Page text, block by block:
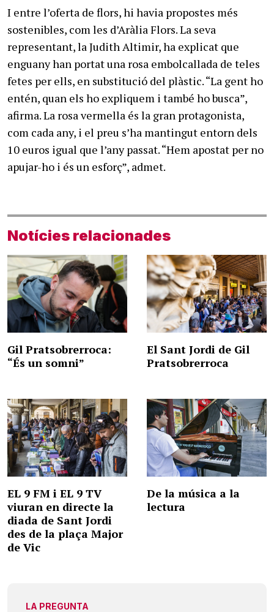
I entre l’oferta de flors, hi havia propostes més
sostenibles, com les d’Aràlia Flors. La seva
representant, la Judith Altimir, ha explicat que
enguany han portat una rosa embolcallada de teles
fetes per ells, en substitució del plàstic. “La gent ho
entén, quan els ho expliquem i també ho busca”,
afirma. La rosa vermella és la gran protagonista,
com cada any, i el preu s’ha mantingut entorn dels
10 euros igual que l’any passat. “Hem apostat per no
apujar-ho i és un esforç”, admet.
Notícies relacionades
Gil Pratsobrerroca:
“És un somni”
El Sant Jordi de Gil
Pratsobrerroca
EL 9 FM i EL 9 TV
viuran en directe la
diada de Sant Jordi
des de la plaça Major
de Vic
De la música a la
lectura
LA PREGUNTA